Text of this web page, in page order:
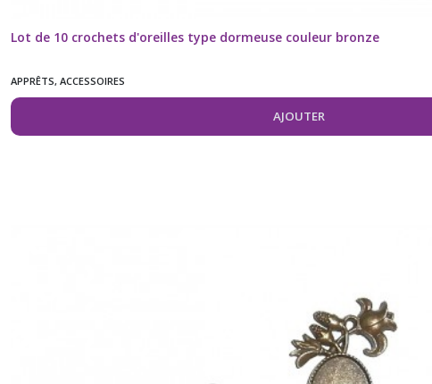
Lot de 10 crochets d'oreilles type dormeuse couleur bronze
APPRÊTS, ACCESSOIRES
AJOUTER